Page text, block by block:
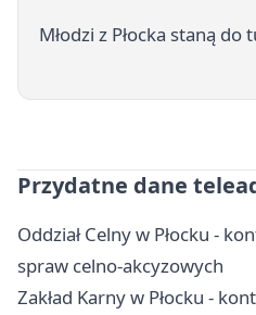
Młodzi z Płocka staną
Przydatne dane
Oddział Celny w Płocku -
spraw celno-akcyzowych
Zakład Karny w Płocku -